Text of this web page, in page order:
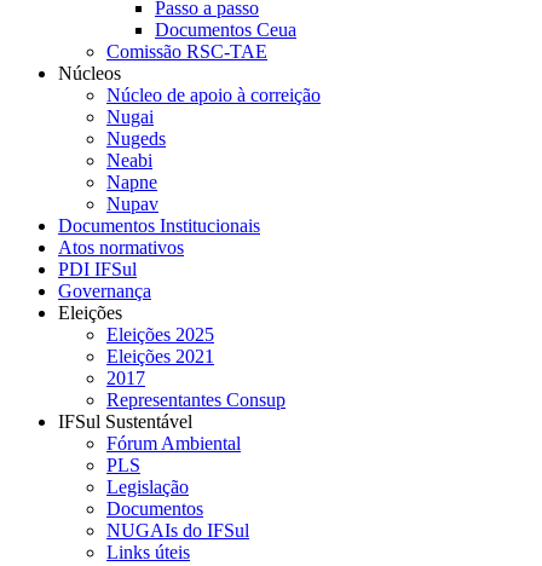
Passo a passo
Documentos Ceua
Comissão RSC-TAE
Núcleos
Núcleo de apoio à correição
Nugai
Nugeds
Neabi
Napne
Nupav
Documentos Institucionais
Atos normativos
PDI IFSul
Governança
Eleições
Eleições 2025
Eleições 2021
2017
Representantes Consup
IFSul Sustentável
Fórum Ambiental
PLS
Legislação
Documentos
NUGAIs do IFSul
Links úteis